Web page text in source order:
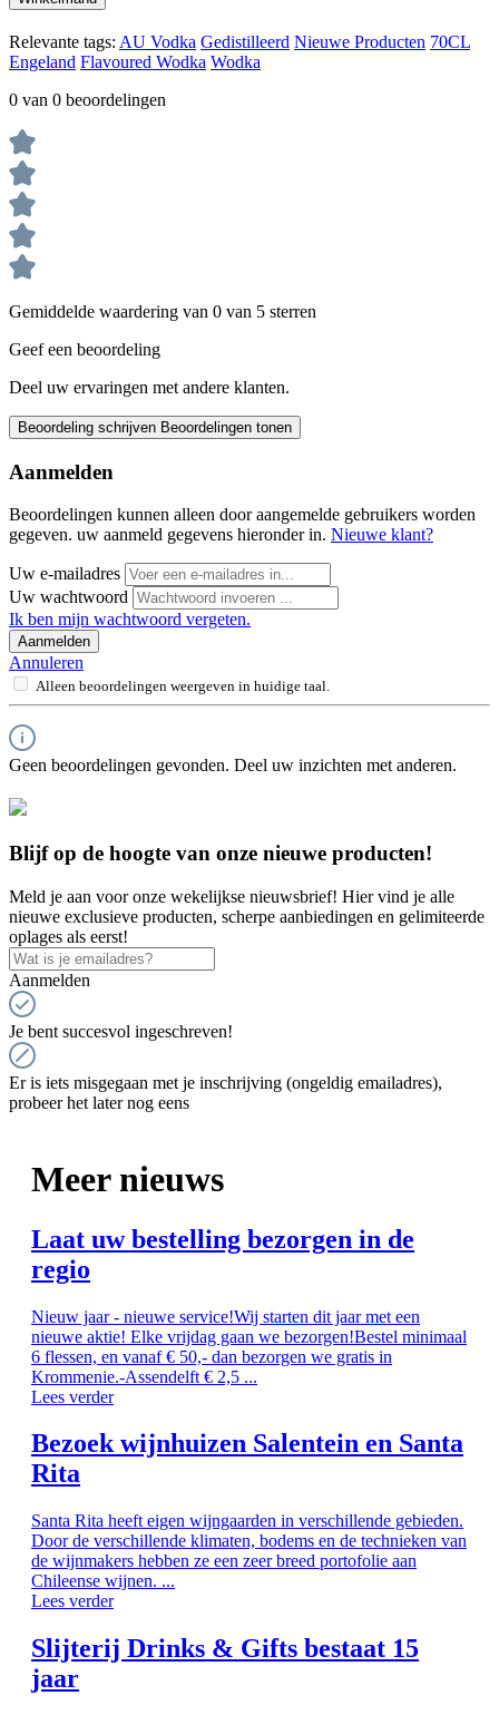
Relevante tags: AU Vodka Gedistilleerd Nieuwe Producten 70CL
Engeland Flavoured Wodka Wodka
0 van 0 beoordelingen
Gemiddelde waardering van 0 van 5 sterren
Geef een beoordeling
Deel uw ervaringen met andere klanten.
Beoordeling schrijven Beoordelingen tonen
Aanmelden
Beoordelingen kunnen alleen door aangemelde gebruikers worden
gegeven. uw aanmeld gegevens hieronder in. Nieuwe klant?
Uw e-mailadres
Uw wachtwoord
Ik ben mijn wachtwoord vergeten.
Aanmelden
Annuleren
Alleen beoordelingen weergeven in huidige taal.
Geen beoordelingen gevonden. Deel uw inzichten met anderen.
Blijf op de hoogte van onze nieuwe producten!
Meld je aan voor onze wekelijkse nieuwsbrief! Hier vind je alle
nieuwe exclusieve producten, scherpe aanbiedingen en gelimiteerde
oplages als eerst!
Aanmelden
Je bent succesvol ingeschreven!
Er is iets misgegaan met je inschrijving (ongeldig emailadres),
probeer het later nog eens
Meer nieuws
Laat uw bestelling bezorgen in de
regio
Nieuw jaar - nieuwe service!Wij starten dit jaar met een
nieuwe aktie! Elke vrijdag gaan we bezorgen!Bestel minimaal
6 flessen, en vanaf € 50,- dan bezorgen we gratis in
Krommenie.-Assendelft € 2,5 ...
Lees verder
Bezoek wijnhuizen Salentein en Santa
Rita
Santa Rita heeft eigen wijngaarden in verschillende gebieden.
Door de verschillende klimaten, bodems en de technieken van
de wijnmakers hebben ze een zeer breed portofolie aan
Chileense wijnen. ...
Lees verder
Slijterij Drinks & Gifts bestaat 15
jaar